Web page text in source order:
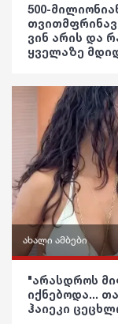
შოუბიზნესი
მედიცინა
ასტროლოგია
ფაქტები
რეგიონი
სოც. მედია
მსოფლიო
ეკონომიკა
სამართალი
რჩევები
ინტერვიუ
შოუბიზნესი
მედიცინა
ვიდეო
საზოგადოება
განათლება
ჯანდაცვა
კულტურა
გართობა
რეგიონი
სოც. მედია
სპორტი
500-
ვინ არის და
ყველაზე
ახალი ამბები
ვიდეო
"არასდროს
იქნებოდა...
ჰაიეკი